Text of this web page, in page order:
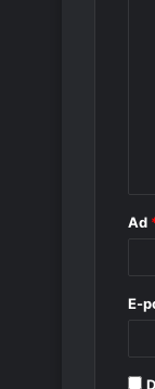
Ad
E-